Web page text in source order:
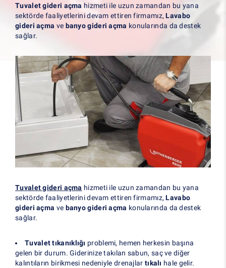
Tuvalet gideri açma hizmeti ile uzun zamandan bu yana
sektörde faaliyetlerini devam ettiren firmamız,Lavabo
gideri açma ve banyo gideri açma konularında da destek
sağlar.
Tuvalet gideri açma hizmeti ile uzun zamandan bu yana
sektörde faaliyetlerini devam ettiren firmamız,Lavabo
gideri açma ve banyo gideri açma konularında da destek
sağlar.
Tuvalet tıkanıklığı problemi, hemen herkesin başına
gelen bir durum. Giderinize takılan sabun, saç ve diğer
kalıntıların birikmesi nedeniyle drenajlar tıkalı hale gelir.